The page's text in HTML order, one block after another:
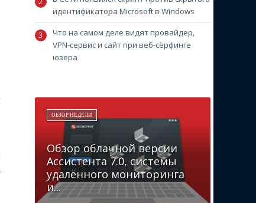
идентификатора Microsoft в Windows
Что на самом деле видят провайдер,
VPN-сервис и сайт при веб-сёрфинге
юзера
ОБЗОР НЕДЕЛИ
Обзор облачной версии
Ассистента 7.0, системы
удалённого мониторинга
и...